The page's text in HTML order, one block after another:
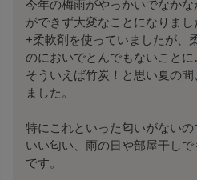
今年の梅雨がやっかいでなか
ができず大変なことになりま
+柔軟剤を使っていましたが、
のにおいでとんでもないことに
そういえば竹炭！と思い夏の
ました。
特にこれといった匂いがない
いい匂い、雨の日や部屋干し
です。